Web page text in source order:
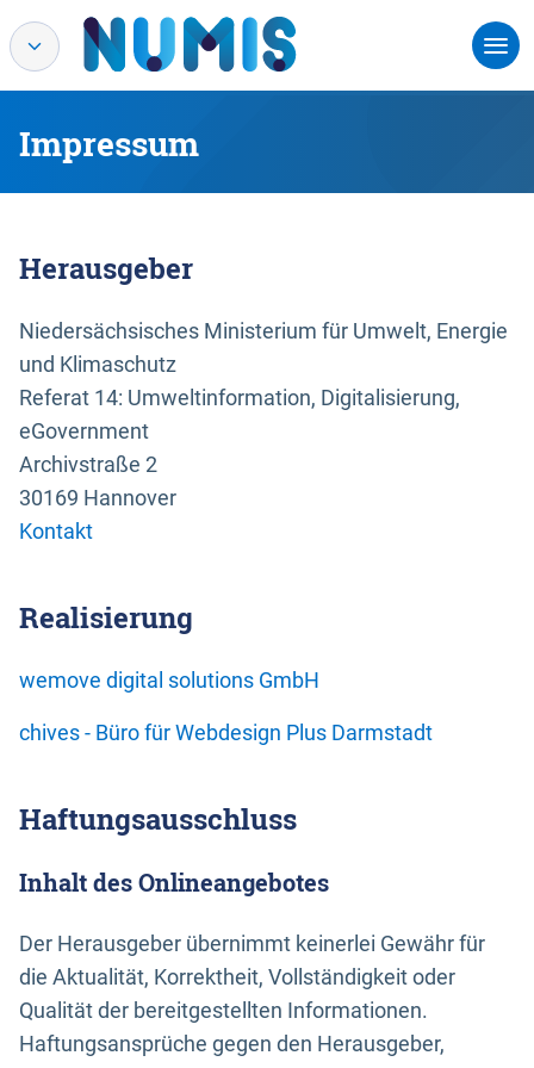
Impressum
Herausgeber
Niedersächsisches Ministerium für Umwelt, Energie
und Klimaschutz
Referat 14: Umweltinformation, Digitalisierung,
eGovernment
Archivstraße 2
30169 Hannover
Kontakt
Realisierung
wemove digital solutions GmbH
chives - Büro für Webdesign Plus Darmstadt
Haftungsausschluss
Inhalt des Onlineangebotes
Der Herausgeber übernimmt keinerlei Gewähr für
die Aktualität, Korrektheit, Vollständigkeit oder
Qualität der bereitgestellten Informationen.
Haftungsansprüche gegen den Herausgeber,